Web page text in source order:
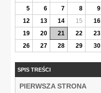
5
6 7 8 9
12
13 14 15 16
19
20 21 22 23
26
27 28 29 30
SPIS TREŚCI
PIERWSZA STRONA